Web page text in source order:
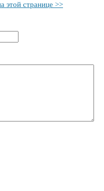
этой странице >>